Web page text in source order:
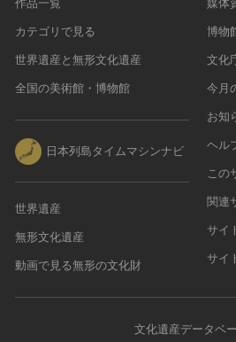
作品一覧
カテゴリで見る
世界遺産と無形文化遺産
全国の美術館・博物館
日本列島タイムマシンナビ
世界遺産
無形文化遺産
動画で見る無形の文化財
媒体
博物
文化
今月
お知
ヘル
この
関連
サイ
サイ
文化遺産データベ